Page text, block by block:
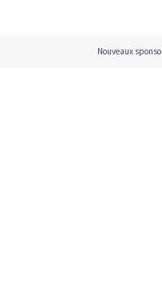
Nouveaux